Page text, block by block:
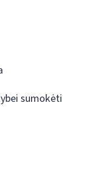
sumokėti